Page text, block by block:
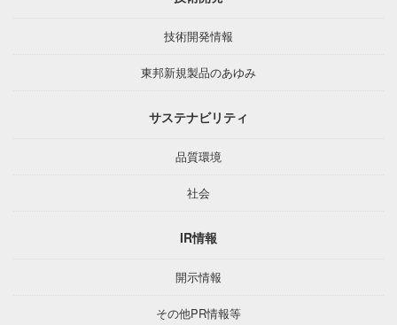
技術開発情報
東邦新規製品のあゆみ
サステナビリティ
品質環境
社会
IR情報
開示情報
その他PR情報等